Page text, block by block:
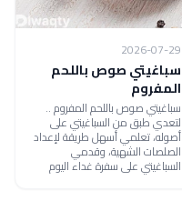
2026-07-29
سباغيتي صوص باللحم
المفروم
سباغيتي صوص باللحم المفروم ..
لتعدي طبق من السباغيتي على
أصوله، تعلمي أسهل طريقة لإعداد
الصلصات الشهية، وقدمي
السباغيتي على سفرة غداء اليوم